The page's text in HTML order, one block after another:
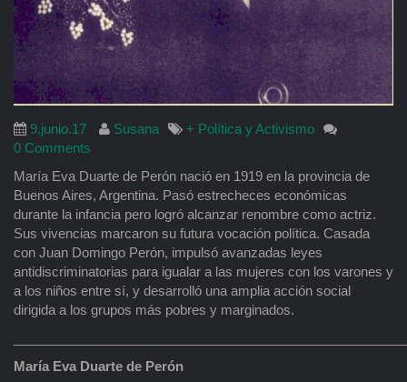
9.junio.17 Susana
+ Política y Activismo
0 Comments
María Eva Duarte de Perón nació en 1919 en la provincia de
Buenos Aires, Argentina. Pasó estrecheces económicas
durante la infancia pero logró alcanzar renombre como actriz.
Sus vivencias marcaron su futura vocación política. Casada
con Juan Domingo Perón, impulsó avanzadas leyes
antidiscriminatorias para igualar a las mujeres con los varones y
a los niños entre sí, y desarrolló una amplia acción social
dirigida a los grupos más pobres y marginados.
María Eva Duarte de Perón